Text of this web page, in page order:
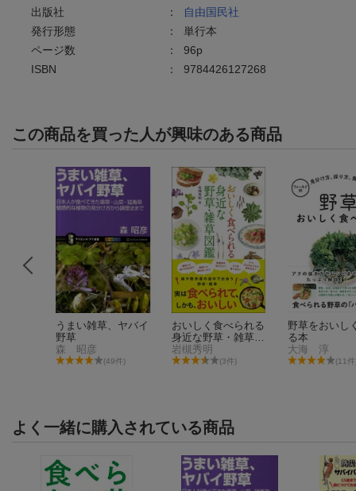
出版社
：
自由国民社
発行形態
： 単行本
ページ数
： 96p
ISBN
： 9784426127268
この商品を買った人が興味のある商品
うまい雑草、ヤバイ
野草
森 昭彦
(49件)
おいしく食べられる
身近な野草・雑草図
鑑
岩槻秀明
(3件)
野草をおいし
る本
大海 淳
(11
よく一緒に購入されている商品